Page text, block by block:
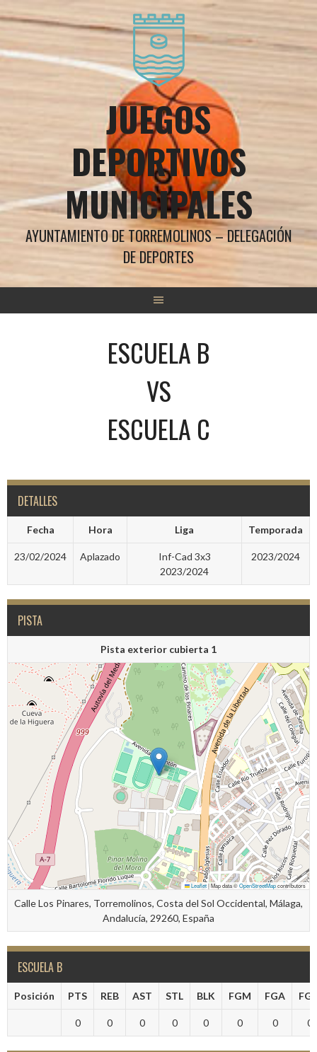
al
JUEGOS
DEPORTIVOS
MUNICIPALES
AYUNTAMIENTO DE TORREMOLINOS – DELEGACIÓN
DE DEPORTES
ESCUELA B
VS
ESCUELA C
DETALLES
Fecha Hora Liga Temporada
23/02/2024 Aplazado
Inf-Cad 3x3
2023/2024
2023/2024
PISTA
Pista exterior cubierta 1
Leaflet|Map data ©OpenStreetMapcontributors
Calle Los Pinares, Torremolinos, Costa del Sol Occidental, Málaga,
Andalucía, 29260, España
ESCUELA B
Posición PTS REB AST STL BLK FGM FGA
0 0 0 0 0 0 0 0